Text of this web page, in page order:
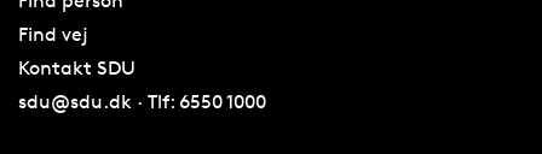
Find vej
Kontakt SDU
sdu@sdu.dk · Tlf: 6550 1000